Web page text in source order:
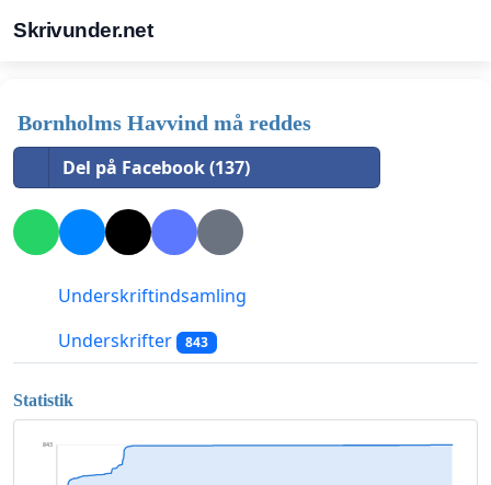
Skrivunder.net
Bornholms Havvind må reddes
Del på Facebook (137)
Underskriftindsamling
Underskrifter
843
Statistik
843